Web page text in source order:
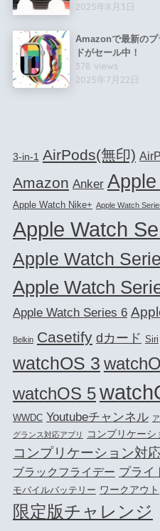
2025年8月3日
Amazonで最新のプ
ドがセール中！
378 views
2025年7月22日
3-in-1 AirPods(無印)
Amazon Anker
Apple Watch Nike+ Apple Watch
Apple Watch
Apple Watch
Apple Watch
Apple Watch Series 6
Belkin Casetify dカード Siri
watchOS 3
watchOS 5
WWDC Youtubeチャンネル
グランス対応アプリ コンプリケーシ
コンプリケーション対
ブラックフライデー プライ
モバイルバッテリー ワークアウト
限定版チャレンジ